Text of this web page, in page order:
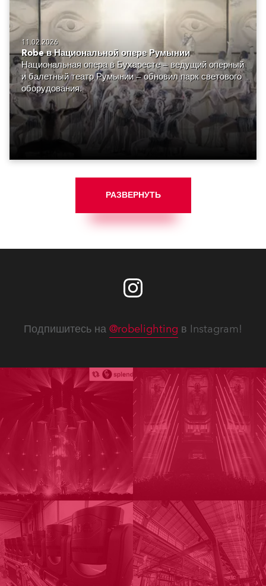
11.02.2026
Robe в Национальной опере Румынии
Национальная опера в Бухаресте — ведущий оперный
и балетный театр Румынии — обновил парк светового
оборудования.
РАЗВЕРНУТЬ
Подпишитесь на @robelighting в Instagram!